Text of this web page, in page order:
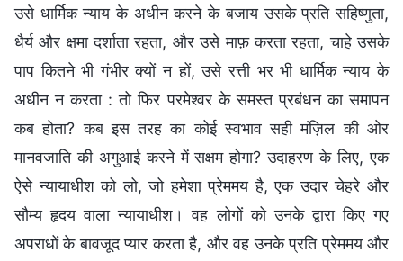
उसे धार्मिक न्याय के अधीन करने के बजाय उसके प्रति सहिष्णुता,
धैर्य और क्षमा दर्शाता रहता, और उसे माफ़ करता रहता, चाहे उसके
पाप कितने भी गंभीर क्यों न हों, उसे रत्ती भर भी धार्मिक न्याय के
अधीन न करता : तो फिर परमेश्वर के समस्त प्रबंधन का समापन
कब होता? कब इस तरह का कोई स्वभाव सही मंज़िल की ओर
मानवजाति की अगुआई करने में सक्षम होगा? उदाहरण के लिए, एक
ऐसे न्यायाधीश को लो, जो हमेशा प्रेममय है, एक उदार चेहरे और
सौम्य हृदय वाला न्यायाधीश। वह लोगों को उनके द्वारा किए गए
अपराधों के बावजूद प्यार करता है, और वह उनके प्रति प्रेममय और